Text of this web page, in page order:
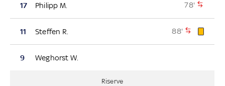
17 Philipp M. 78'
11 Steffen R. 88'
9 Weghorst W.
Riserve